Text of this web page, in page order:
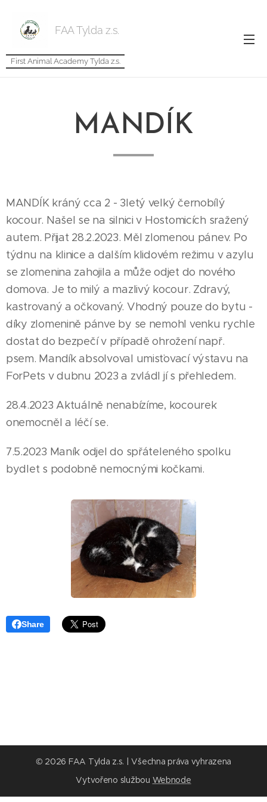
FAA Tylda z.s.
First Animal Academy Tylda z.s.
MANDÍK
MANDÍK kráný cca 2 - 3letý velký černobílý
kocour. Našel se na silnici v Hostomicích sražený
autem. Přijat 28.2.2023. Měl zlomenou pánev. Po
týdnu na klinice a dalším klidovém režimu v azylu
se zlomenina zahojila a může odjet do nového
domova. Je to milý a mazlivý kocour. Zdravý,
kastrovaný a očkovaný. Vhodný pouze do bytu -
díky zlomenině pánve by se nemohl venku rychle
dostat do bezpečí v případě ohrožení např.
psem. Mandík absolvoval umisťovací výstavu na
ForPets v dubnu 2023 a zvládl jí s přehledem.
28.4.2023 Aktuálně nenabízíme, kocourek
onemocněl a léčí se.
7.5.2023 Maník odjel do spřáteleného spolku
bydlet s podobně nemocnými kočkami.
Share
© 2026 FAA Tylda z.s. | Všechna práva vyhrazena
Vytvořeno službou Webnode